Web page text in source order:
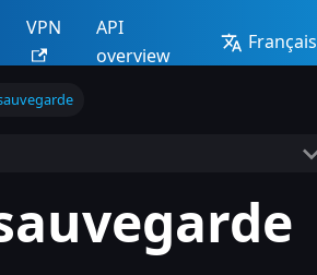
VPN
API
overview
Français